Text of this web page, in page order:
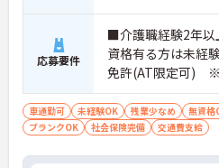
応募要件
■介護職経験2年
資格有る方は未
免許(AT限定可) ※
不問です。※実務
者福祉に関する経
車通勤可 未経験OK 残業少なめ 無資格
ブランクOK
社会保険完備 交通費支給